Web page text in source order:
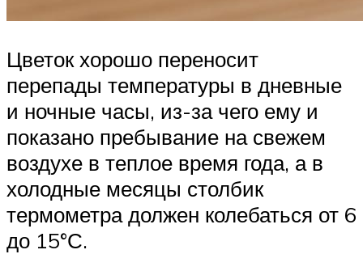
Цветок хорошо переносит
перепады температуры в дневные
и ночные часы, из-за чего ему и
показано пребывание на свежем
воздухе в теплое время года, а в
холодные месяцы столбик
термометра должен колебаться от 6
до 15°С.